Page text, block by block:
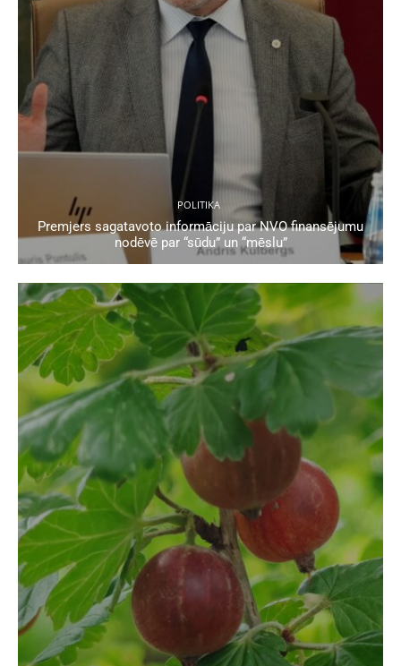
POLITIKA
Premjers sagatavoto informāciju par NVO finansējumu
nodēvē par “sūdu” un “mēslu”